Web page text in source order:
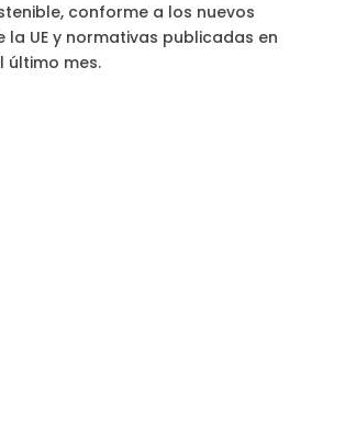
conforme a los nuevos
la UE y normativas publicadas en
último mes.